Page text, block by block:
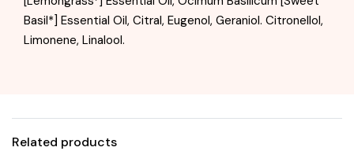
Basil*] Essential Oil, Citral, Eugenol, Geraniol. Citronellol,
Limonene, Linalool.
Related products